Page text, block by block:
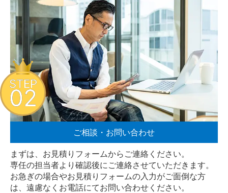
ご相談・お問い合わせ
まずは、お見積りフォームからご連絡ください。
専任の担当者より確認後にご連絡させていただきます。
お急ぎの場合やお見積りフォームの入力がご面倒な方
は、遠慮なく お電話にてお問い合わせください。
STEP
02